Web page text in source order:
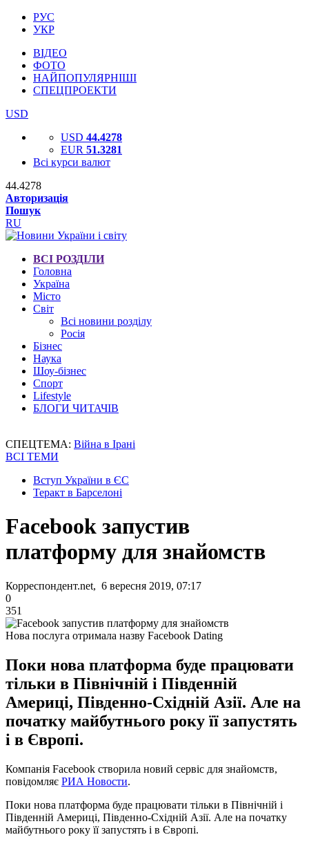
РУС
УКР
ВІДЕО
ФОТО
НАЙПОПУЛЯРНІШІ
СПЕЦПРОЕКТИ
USD
USD 44.4278
EUR 51.3281
Всі курси валют
44.4278
Авторизація
Пошук
RU
ВСІ РОЗДІЛИ
Головна
Україна
Місто
Світ
Всі новини розділу
Росія
Бізнес
Наука
Шоу-бізнес
Спорт
Lifestyle
БЛОГИ ЧИТАЧІВ
СПЕЦТЕМА: Війна в Ірані
ВСІ ТЕМИ
Вступ України в ЄС
Теракт в Барселоні
Facebook запустив
платформу для знайомств
Корреспондент.net, 6 вересня 2019, 07:17
0
351
Нова послуга отримала назву Facebook Dating
Поки нова платформа буде працювати
тільки в Північній і Південній
Америці, Південно-Східній Азії. Але на
початку майбутнього року її запустять
і в Європі.
Компанія Facebook створила новий сервіс для знайомств,
повідомляє РИА Новости.
Поки нова платформа буде працювати тільки в Північній і
Південній Америці, Південно-Східній Азії. Але на початку
майбутнього року її запустять і в Європі.